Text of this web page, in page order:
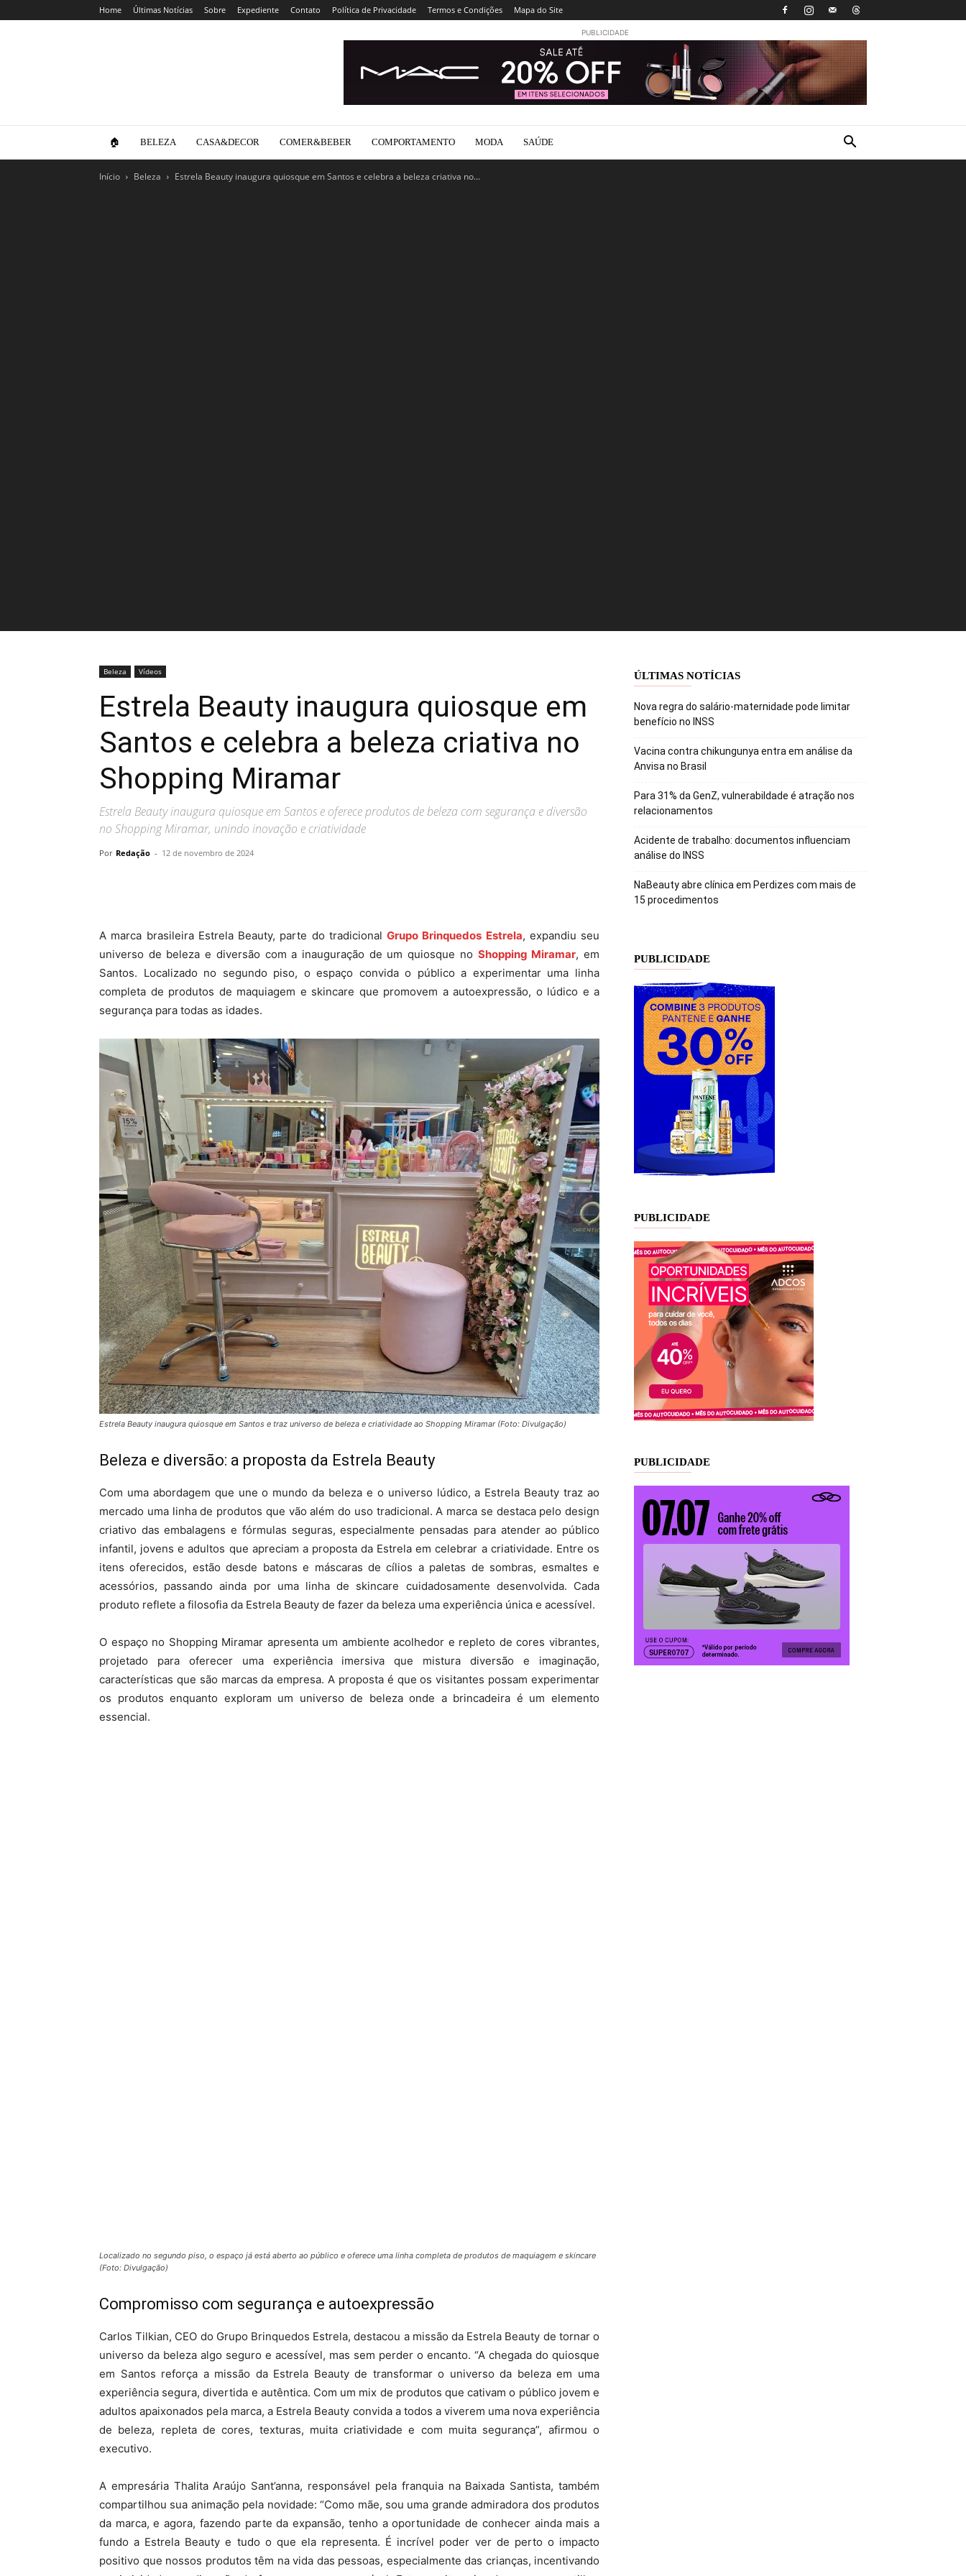
Home Últimas Notícias Sobre Expediente Contato Política de Privacidade Termos e Condições Mapa do Site
PUBLICIDADE
🏠 BELEZA CASA&DECOR COMER&BEBER COMPORTAMENTO MODA SAÚDE
Início Beleza Estrela Beauty inaugura quiosque em Santos e celebra a beleza criativa no...
Beleza Vídeos
Estrela Beauty inaugura quiosque em
Santos e celebra a beleza criativa no
Shopping Miramar
Estrela Beauty inaugura quiosque em Santos e oferece produtos de beleza com segurança e diversão
no Shopping Miramar, unindo inovação e criatividade
Por Redação - 12 de novembro de 2024
A marca brasileira Estrela Beauty, parte do tradicional Grupo Brinquedos Estrela, expandiu seu
universo de beleza e diversão com a inauguração de um quiosque no Shopping Miramar, em
Santos. Localizado no segundo piso, o espaço convida o público a experimentar uma linha
completa de produtos de maquiagem e skincare que promovem a autoexpressão, o lúdico e a
segurança para todas as idades.
Estrela Beauty inaugura quiosque em Santos e traz universo de beleza e criatividade ao Shopping Miramar (Foto: Divulgação)
Beleza e diversão: a proposta da Estrela Beauty
Com uma abordagem que une o mundo da beleza e o universo lúdico, a Estrela Beauty traz ao
mercado uma linha de produtos que vão além do uso tradicional. A marca se destaca pelo design
criativo das embalagens e fórmulas seguras, especialmente pensadas para atender ao público
infantil, jovens e adultos que apreciam a proposta da Estrela em celebrar a criatividade. Entre os
itens oferecidos, estão desde batons e máscaras de cílios a paletas de sombras, esmaltes e
acessórios, passando ainda por uma linha de skincare cuidadosamente desenvolvida. Cada
produto reflete a filosofia da Estrela Beauty de fazer da beleza uma experiência única e acessível.
O espaço no Shopping Miramar apresenta um ambiente acolhedor e repleto de cores vibrantes,
projetado para oferecer uma experiência imersiva que mistura diversão e imaginação,
características que são marcas da empresa. A proposta é que os visitantes possam experimentar
os produtos enquanto exploram um universo de beleza onde a brincadeira é um elemento
essencial.
Localizado no segundo piso, o espaço já está aberto ao público e oferece uma linha completa de produtos de maquiagem e skincare
(Foto: Divulgação)
Compromisso com segurança e autoexpressão
Carlos Tilkian, CEO do Grupo Brinquedos Estrela, destacou a missão da Estrela Beauty de tornar o
universo da beleza algo seguro e acessível, mas sem perder o encanto. “A chegada do quiosque
em Santos reforça a missão da Estrela Beauty de transformar o universo da beleza em uma
experiência segura, divertida e autêntica. Com um mix de produtos que cativam o público jovem e
adultos apaixonados pela marca, a Estrela Beauty convida a todos a viverem uma nova experiência
de beleza, repleta de cores, texturas, muita criatividade e com muita segurança”, afirmou o
executivo.
A empresária Thalita Araújo Sant’anna, responsável pela franquia na Baixada Santista, também
compartilhou sua animação pela novidade: “Como mãe, sou uma grande admiradora dos produtos
da marca, e agora, fazendo parte da expansão, tenho a oportunidade de conhecer ainda mais a
fundo a Estrela Beauty e tudo o que ela representa. É incrível poder ver de perto o impacto
positivo que nossos produtos têm na vida das pessoas, especialmente das crianças, incentivando
ÚLTIMAS NOTÍCIAS
Nova regra do salário-maternidade pode limitar
benefício no INSS
Vacina contra chikungunya entra em análise da
Anvisa no Brasil
Para 31% da GenZ, vulnerabildade é atração nos
relacionamentos
Acidente de trabalho: documentos influenciam
análise do INSS
NaBeauty abre clínica em Perdizes com mais de
15 procedimentos
PUBLICIDADE
PUBLICIDADE
PUBLICIDADE